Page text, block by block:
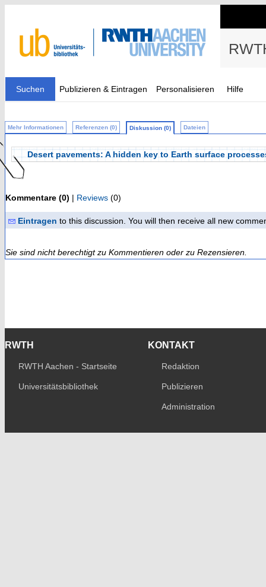
Suchen Publizieren & Eintragen Personalisieren Hilfe
Mehr Informationen Referenzen (0) Diskussion (0) Dateien
Desert pavements: A hidden key to Earth surface
Kommentare (0) | Reviews (0)
Eintragen to this discussion. You will then receive all new
Sie sind nicht berechtigt zu Kommentieren oder zu Rezensieren.
RWTH
RWTH Aachen - Startseite
Universitätsbibliothek
KONTAKT
Redaktion
Publizieren
Administration